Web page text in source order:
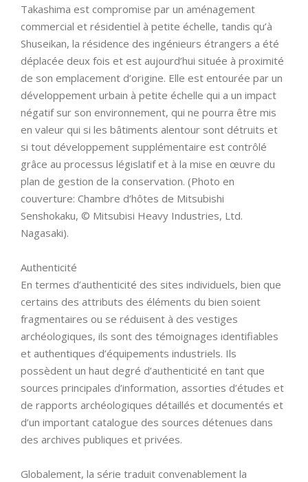
Takashima est compromise par un aménagement
commercial et résidentiel à petite échelle, tandis qu’à
Shuseikan, la résidence des ingénieurs étrangers a été
déplacée deux fois et est aujourd’hui située à proximité
de son emplacement d’origine. Elle est entourée par un
développement urbain à petite échelle qui a un impact
négatif sur son environnement, qui ne pourra être mis
en valeur qui si les bâtiments alentour sont détruits et
si tout développement supplémentaire est contrôlé
grâce au processus législatif et à la mise en œuvre du
plan de gestion de la conservation. (Photo en
couverture: Chambre d’hôtes de Mitsubishi
Senshokaku, © Mitsubisi Heavy Industries, Ltd.
Nagasaki).
Authenticité
En termes d’authenticité des sites individuels, bien que
certains des attributs des éléments du bien soient
fragmentaires ou se réduisent à des vestiges
archéologiques, ils sont des témoignages identifiables
et authentiques d’équipements industriels. Ils
possèdent un haut degré d’authenticité en tant que
sources principales d’information, assorties d’études et
de rapports archéologiques détaillés et documentés et
d’un important catalogue des sources détenues dans
des archives publiques et privées.
Globalement, la série traduit convenablement la